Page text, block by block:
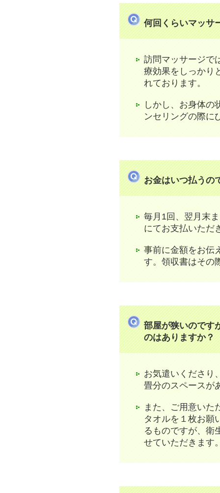
何回くらいマッサ
訪問マッサージで
療効果をしっかり
れております。
しかし、お身体の
ンセリングの際に
お金はいつ払うの
毎月1回、翌月末
にてお支払いただ
事前に金額をお伝
す。領収書はその
部屋が狭いのです
のはありますか？
お気遣いくださり
畳分のスペースが
また、ご用意いた
タオルを１枚お願
るものですが、衛
せていただきます